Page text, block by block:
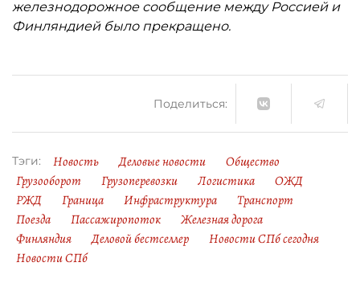
железнодорожное сообщение между Россией и
Финляндией было прекращено.
Поделиться:
Тэги: Новость Деловые новости
Общество
Грузооборот
Грузоперевозки Логистика
ОЖД
РЖД
Граница Инфраструктура
Транспорт
Поезда
Пассажиропоток
Железная дорога
Финляндия
Деловой бестселлер
Новости СПб сегодня
Новости СПб